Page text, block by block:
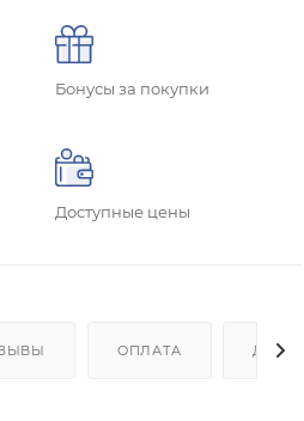
Бонусы за покупки
Доступные цены
ОПЛАТА